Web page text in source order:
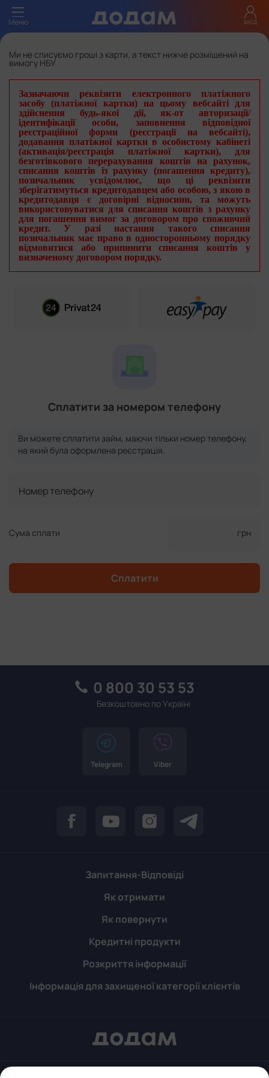
Меню вхід
Ми не списуємо гроші з карти, а текст нижче розміщений на
вимогу НБУ
Зазначаючи реквізити електронного платіжного
засобу (платіжної картки) на цьому вебсайті для
здійснення будь-якої дії, як-от авторизації/
ідентифікації особи, заповнення відповідної
реєстраційної форми (реєстрації на вебсайті),
додавання платіжної картки в особистому кабінеті
(активація/реєстрація платіжної картки), для
безготівкового перерахування коштів на рахунок,
списання коштів із рахунку (погашення кредиту),
позичальник усвідомлює, що ці реквізити
зберігатимуться кредитодавцем або особою, з якою в
кредитодавця є договірні відносини, та можуть
використовуватися для списання коштів з рахунку
для погашення вимог за договором про споживчий
кредит. У разі настання такого списання
позичальник має право в односторонньому порядку
відмовитися або припинити списання коштів у
визначеному договором порядку.
Сплатити за номером телефону
Ви можете сплатити займ, маючи тільки номер телефону,
на який була оформлена реєстрація.
Номер телефону
Сума сплати грн
Сплатити
0 800 30 53 53
Безкоштовно по Україні
Telegram Viber
Запитання-Відповіді
Як отримати
Як повернути
Кредитні продукти
Розкриття інформації
Інформація для захищеної категорії клієнтів